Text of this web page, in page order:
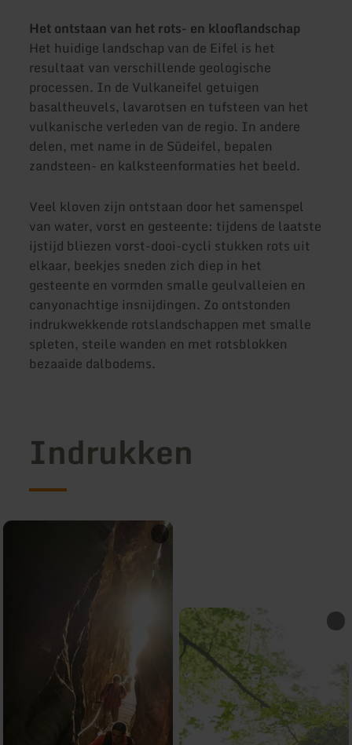
Het ontstaan van het rots- en klooflandschap
Het huidige landschap van de Eifel is het
resultaat van verschillende geologische
processen. In de Vulkaneifel getuigen
basaltheuvels, lavarotsen en tufsteen van het
vulkanische verleden van de regio. In andere
delen, met name in de Südeifel, bepalen
zandsteen- en kalksteenformaties het beeld.
Veel kloven zijn ontstaan door het samenspel
van water, vorst en gesteente: tijdens de laatste
ijstijd bliezen vorst-dooi-cycli stukken rots uit
elkaar, beekjes sneden zich diep in het
gesteente en vormden smalle geulvalleien en
canyonachtige insnijdingen. Zo ontstonden
indrukwekkende rotslandschappen met smalle
spleten, steile wanden en met rotsblokken
bezaaide dalbodems.
Indrukken